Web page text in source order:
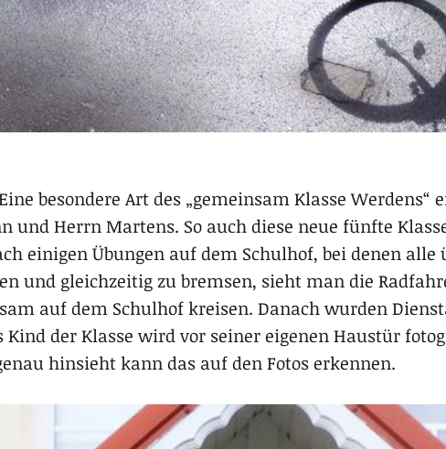
besondere Art des „gemeinsam Klasse Werdens“
und Herrn Martens. So auch diese neue fünfte
einigen Übungen auf dem Schulhof, bei denen alle
und gleichzeitig zu bremsen, sieht man die
auf dem Schulhof kreisen. Danach wurden
Kind der Klasse wird vor seiner eigenen Haustür
hinsieht kann das auf den Fotos erkennen.